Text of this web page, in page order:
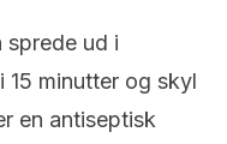
sprede ud i
minutter og skyl
en antiseptisk